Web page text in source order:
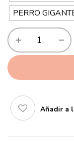
PERRO
Añadir a